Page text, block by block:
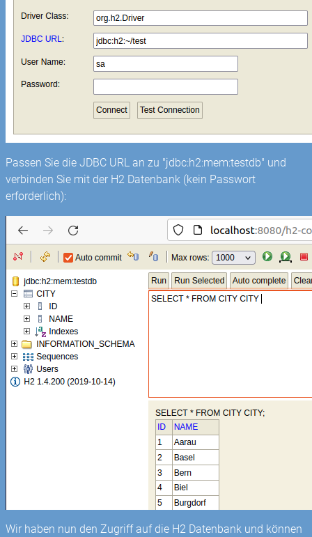
Passen Sie die JDBC URL an zu "jdbc:h2:mem:testdb" und
verbinden Sie mit der H2 Datenbank (kein Passwort
erforderlich):
Wir haben nun den Zugriff auf die H2 Datenbank und können